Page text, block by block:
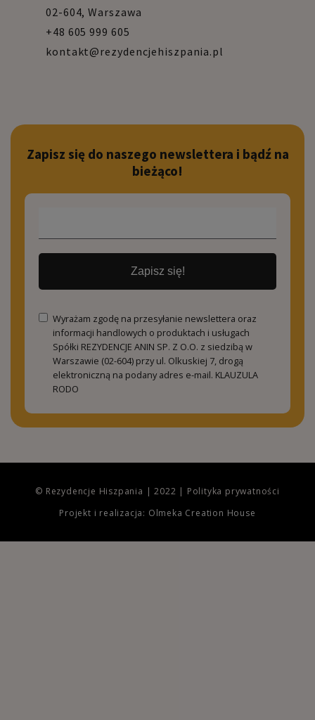
02-604, Warszawa
+48 605 999 605
kontakt@rezydencjehiszpania.pl
Zapisz się do naszego newslettera i bądź na
bieżąco!
Zapisz się!
Wyrażam zgodę na przesyłanie newslettera oraz
informacji handlowych o produktach i usługach
Spółki REZYDENCJE ANIN SP. Z O.O. z siedzibą w
Warszawie (02-604) przy ul. Olkuskiej 7, drogą
elektroniczną na podany adres e-mail. KLAUZULA
RODO
© Rezydencje Hiszpania | 2022 | Polityka prywatności
Projekt i realizacja: Olmeka Creation House